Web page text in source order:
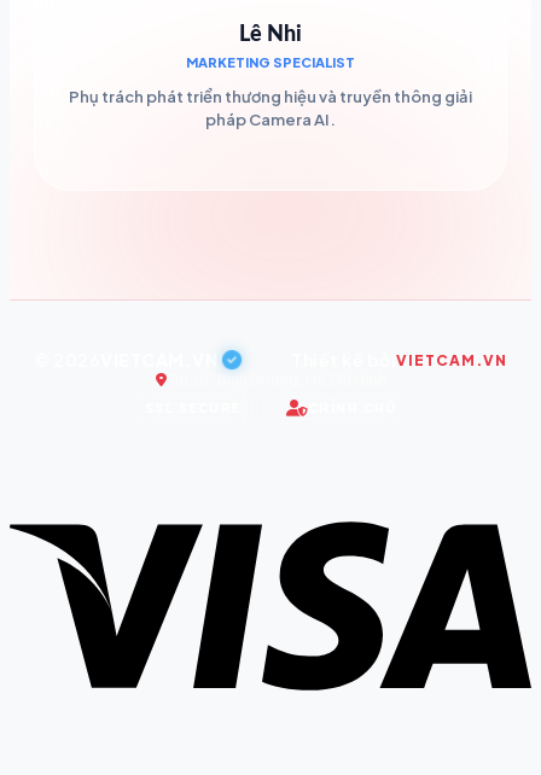
Lê Nhi
MARKETING SPECIALIST
Phụ trách phát triển thương hiệu và truyền thông giải
pháp Camera AI.
VIETCAM.VN
Trụ sở: Bình Dương, Hồ Chí Minh
CHÍNH CHỦ